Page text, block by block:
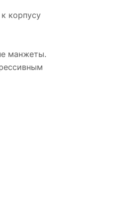
корпусу
манжеты.